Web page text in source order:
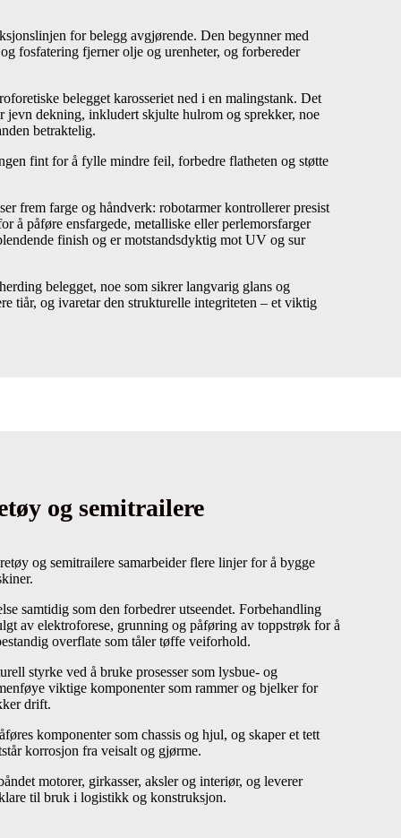
for belegg avgjørende. Den begynner med
fosfatering fjerner olje og urenheter, og forbereder
belegget karosseriet ned i en malingstank. Det
jevn dekning, inkludert skjulte hulrom og sprekker, noe
betraktelig.
fint for å fylle mindre feil, forbedre flatheten og støtte
frem farge og håndverk: robotarmer kontrollerer presist
å påføre ensfargede, metalliske eller perlemorsfarger
finish og er motstandsdyktig mot UV og sur
belegget, noe som sikrer langvarig glans og
tiår, og ivaretar den strukturelle integriteten – et viktig
og semitrailere
og semitrailere samarbeider flere linjer for å bygge
samtidig som den forbedrer utseendet. Forbehandling
av elektroforese, grunning og påføring av toppstrøk for å
overflate som tåler tøffe veiforhold.
styrke ved å bruke prosesser som lysbue- og
viktige komponenter som rammer og bjelker for
drift.
komponenter som chassis og hjul, og skaper et tett
korrosjon fra veisalt og gjørme.
motorer, girkasser, aksler og interiør, og leverer
til bruk i logistikk og konstruksjon.